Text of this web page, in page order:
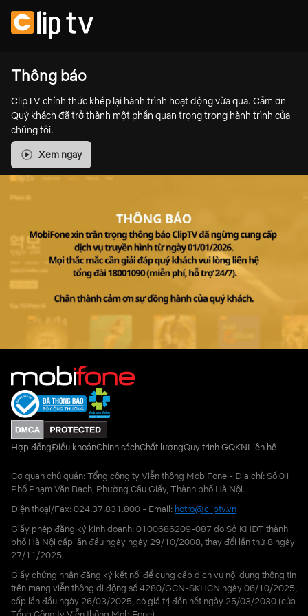
Thông báo
ClipTV chính thức khép lại hành trình hoạt động vừa qua. Cảm ơn
Quý khách đã trở thành một phần quan trọng trong hành trình của
chúng tôi.
Xem ngay
Hợp đồngĐiều khoảnChính sáchChất lượngQuy trình GQKNLiên hệ
Cơ quan chủ quản: Tổng công ty Viễn thông MobiFone - Địa chỉ: Số 01
Phố Phạm Văn Bạch, Phường Cầu Giấy, Thành phố Hà Nội.
Điện thoại/Fax: 024.37.831.800 - Email: hotro@cliptv.vn
Giấy phép đăng ký kinh doanh: 0100686209-087 do Sở KHĐT thành
phố Hà Nội cấp lần đầu ngày ngày 29/10/2008, thay đổi lần thứ 8 ngày
27/11/2025.
Giấy chứng nhận đăng ký kết nối để cung cấp dịch vụ nội dung thông tin
trên mạng viễn thông di động số 4280/GCN-SKHCN ngày 06/10/2025,
cấp lần đầu ngày 26/03/2025, có giá trị đến hết ngày 25/03/2030 (của